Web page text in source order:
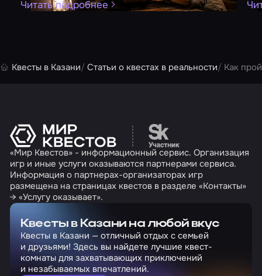
Читать подробнее
Квесты в Казани Статьи о квестах в реальности Как
Перейти на сайт
«Мир Квестов» - информационный сервис. Организация
игр и иные услуги оказываются партнерами сервиса.
Информация о партнерах-организаторах игр
размещена на страницах квестов в разделе «Контакты»
→ «Услугу оказывает».
Квесты в Казани на любой вкус
Квесты в Казани — отличный отдых с семьей
и друзьями! Здесь вы найдете лучшие квест-
комнаты для захватывающих приключений
и незабываемых впечатлений.